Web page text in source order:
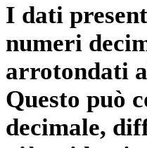
I dati
numeri
arrotondati
Questo può
decimale,